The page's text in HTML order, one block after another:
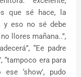
que sé hace, la
y eso no sé debe
llores mañana..”,
“Ee padre
“tampoco era para
‘show’, pudo